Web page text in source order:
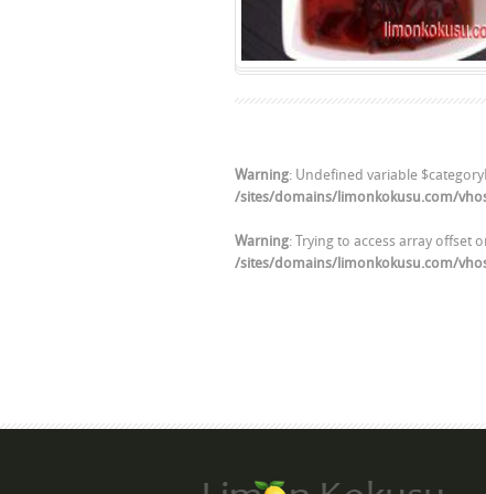
Warning: Undefined variable
/sites/domains/limonkokusu.com/
Warning: Trying to access array offset
/sites/domains/limonkokusu.com/